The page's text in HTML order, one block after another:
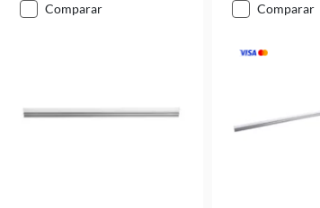
comparar comparar